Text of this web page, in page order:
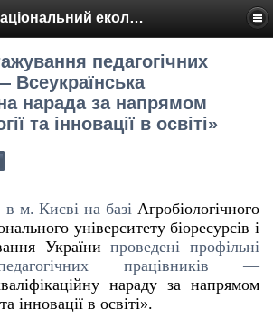
Національний еколого-натуралістичний центр
педагогічних
Всеукраїнська
нарада за напрямом
та інновації в освіті»
м. Києві на базі Агробіологічного
університету біоресурсів і
України проведені профільні
працівників —
нараду за напрямом
інновації в освіті».